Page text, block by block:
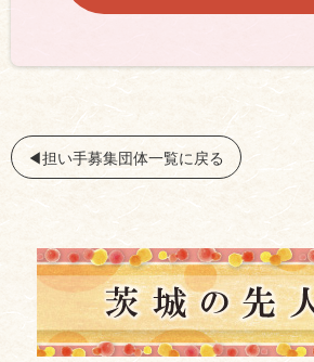
◀︎担い手募集団体一覧に戻る